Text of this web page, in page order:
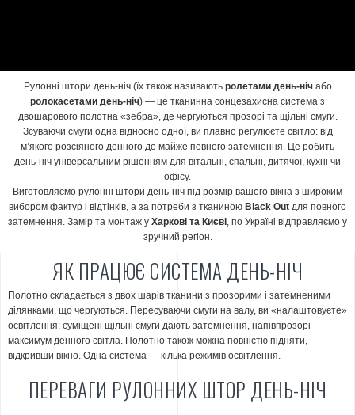
Рулонні штори день-ніч (їх також називають ролетами день-нічабо
ролокасетами день-ніч) — це тканинна сонцезахисна система з
двошарового полотна «зебра», де чергуються прозорі та щільні смуги.
Зсуваючи смуги одна відносно одної, ви плавно регулюєте світло: від
м’якого розсіяного денного до майже повного затемнення. Це робить
день-ніч універсальним рішенням для вітальні, спальні, дитячої, кухні чи
офісу.
Виготовляємо рулонні штори день-ніч під розмір вашого вікна з широким
вибором фактур і відтінків, а за потреби з тканиною Black Out для повного
затемнення. Замір та монтаж у Харкові та Києві, по Україні відправляємо у
зручний регіон.
ЯК ПРАЦЮЄ СИСТЕМА ДЕНЬ-НІЧ
Полотно складається з двох шарів тканини з прозорими і затемненими
ділянками, що чергуються. Пересуваючи смуги на валу, ви «налаштовуєте»
освітлення: суміщені щільні смуги дають затемнення, напівпрозорі —
максимум денного світла. Полотно також можна повністю підняти,
відкривши вікно. Одна система — кілька режимів освітлення.
ПЕРЕВАГИ РУЛОННИХ ШТОР ДЕНЬ-НІЧ